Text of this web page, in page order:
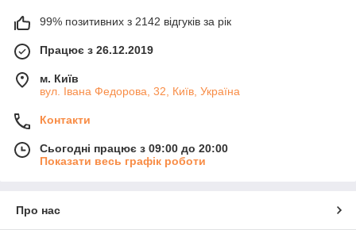
99% позитивних з 2142 відгуків за рік
Працює з 26.12.2019
м. Київ
вул. Івана Федорова, 32, Київ, Україна
Контакти
Сьогодні працює з 09:00 до 20:00
Показати весь графік роботи
Про нас